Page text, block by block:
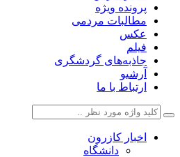
پرونده ویژه
مطالبات مردمی
عکس
فیلم
جاذبه‌های گردشگری
آرشیو
ارتباط با ما
اخبار کازرون
دانشگاه